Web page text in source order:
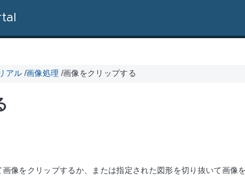
アル /画像処理 /画像をクリップする
像をクリップするか、または指定された図形を切り抜いて画像